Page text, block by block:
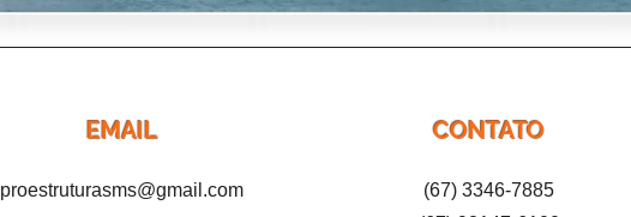
EMAIL
proestruturasms@gmail.com
CONTATO
(67) 3346-7885